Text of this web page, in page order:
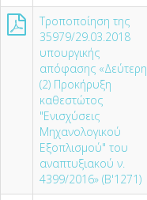
Τροποποίηση της
35979/29.03.2018
υπουργικής
απόφασης «Δεύτερη
(2) Προκήρυξη
καθεστώτος
"Ενισχύσεις
Μηχανολογικού
Εξοπλισμού" του
αναπτυξιακού ν.
4399/2016» (Β'1271)